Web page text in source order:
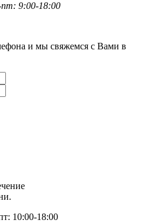
9:00-18:00
и мы свяжемся с Вами в
10:00-18:00